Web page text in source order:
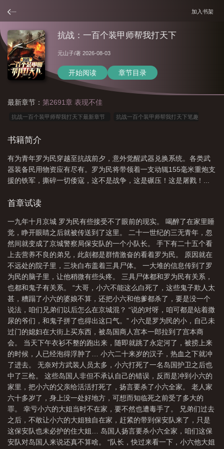
加入书架
抗战：一百个装甲师帮我打天下
元山子/著 2026-08-03
开始阅读 章节目录
最新章节： 第2691章 表现不佳
抗战一百个装甲师帮我打天下最新章节 抗战一百个装甲师帮我打天下笔趣
TXT 抗战一百个装甲师帮我打天下笔趣
民 抗战一百个装甲师帮我打天下无敌 抗战一百个装甲师帮我打天下免费阅
读 抗战一百个装甲师帮我打天下 一百个战士 抗战开局一百个装甲师横扫列
百个装甲师帮我打天下 第501章
书籍简介
有为青年罗为民穿越至抗战前夕，意外觉醒武器兑换系统。各类武
器装备民用物资应有尽有。罗为民将带领着一支动辄155毫米重炮支
援的铁军，撕碎一切倭寇，这不是战争，这是碾压！这是屠戮！...
首章试读
一九年十月京城 罗为民有些接受不了眼前的现实。 喝醉了在家里睡
觉，睁开眼睛之后就被传送到了这里。 二十一世纪的三无青年，忽
然间就变成了京城警察局保安队的一个小队长。 手下有二十五个看
上去营养不良的弟兄，此刻都是群情激奋的看着罗为民。 原因就在
不远处的院子里，三块白布盖着三具尸体。 一大堆的信息传到了罗
为民的脑子里，让他稍微有些头疼。 三具尸体都和罗为民有关系，
也都和鬼子有关系。 “大哥，小六不能这么白死了，这些鬼子欺人太
甚，糟蹋了小六的婆娘不算，还把小六和他爹都杀了，要是没一个
说法，咱们兄弟们以后怎么在京城混？ “说的对呀，咱可都是站着撒
尿的爷们，和鬼子拼了也得出这口气。” 小六是罗为民的小，自己未
过门的媳妇在大街上买东西，被岛国商人宫本一郎拉到了宫本商
会。 当天下午衣衫不整的跑出来，随即就跳了永定河了，被捞上来
的时候，人已经泡得浮肿了… 小六二十来岁的汉子，热血之下就冲
了进去。 无奈对方武装人员太多，小六打死了一名岛国护卫之后也
中了三枪。 这些岛国人非但不承认自己的错误，反而是冲到小六的
家里，把小六的父亲给活活打死了，扬言要杀了小六全家。 老人家
六十多岁了，身上没一处好地方，可想而知临死之前受了多大的
罪。 幸亏小六的大姐当时不在家，要不然也遭毒手了。 兄弟们过去
之后，不敢让小六的大姐独自在家，赶紧的带到保安队来了，只是
这保安队也未必护的住大姐… 岛国人扬言要杀小六全家，咱们这保
安队对岛国人来说还真不算啥。 “队长，快过来看一下，小六他大姐